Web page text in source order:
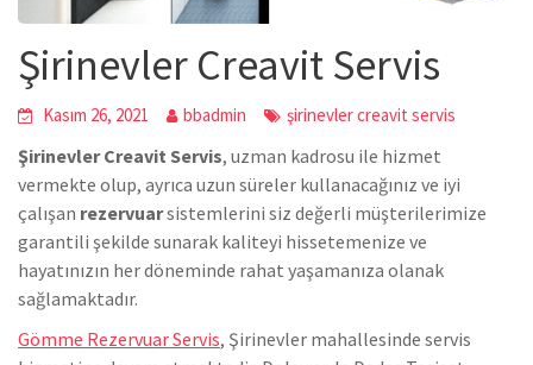
Şirinevler Creavit Servis
Kasım 26, 2021 bbadmin şirinevler creavit servis
Şirinevler Creavit Servis, uzman kadrosu ile hizmet
vermekte olup, ayrıca uzun süreler kullanacağınız ve iyi
çalışan rezervuarsistemlerini siz değerli müşterilerimize
garantili şekilde sunarak kaliteyi hissetemenize ve
hayatınızın her döneminde rahat yaşamanıza olanak
sağlamaktadır.
Gömme Rezervuar Servis, Şirinevler mahallesinde servis